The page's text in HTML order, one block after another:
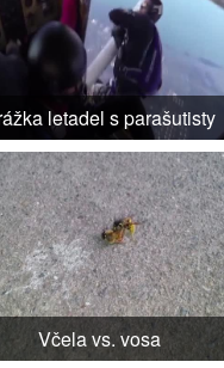
letadel s parašutisty
Včela vs. vosa